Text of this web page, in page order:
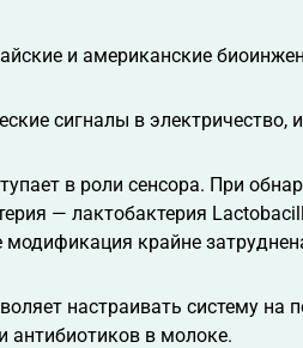
и американские
сигналы в
в роли сенсора. При
— лактобактерия
модификация крайне
настраивать систему
антибиотиков в молоке.